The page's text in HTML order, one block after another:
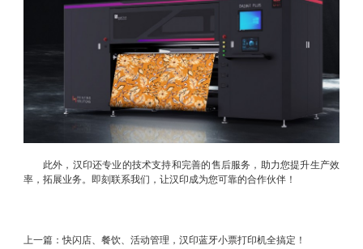
此外，汉印还专业的技术支持和完善的售后服务，助力您提升生产效
率，拓展业务。即刻联系我们，让汉印成为您可靠的合作伙伴！
上一篇：快闪店、餐饮、活动管理，汉印蓝牙小票打印机全搞定！